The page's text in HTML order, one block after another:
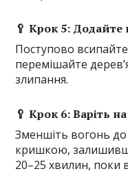
🥄 Крок 5:
Поступово
перемішайте
злипання.
🥄 Крок 6: Варіть
Зменшіть вогонь
кришкою,
20–25 хвилин, поки